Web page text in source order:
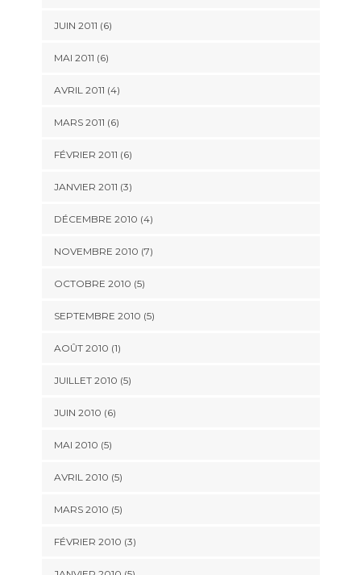
JUIN 2011 (6)
MAI 2011 (6)
AVRIL 2011 (4)
MARS 2011 (6)
FÉVRIER 2011 (6)
JANVIER 2011 (3)
DÉCEMBRE 2010 (4)
NOVEMBRE 2010 (7)
OCTOBRE 2010 (5)
SEPTEMBRE 2010 (5)
AOÛT 2010 (1)
JUILLET 2010 (5)
JUIN 2010 (6)
MAI 2010 (5)
AVRIL 2010 (5)
MARS 2010 (5)
FÉVRIER 2010 (3)